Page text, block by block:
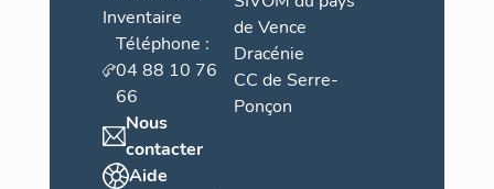
Inventaire
Téléphone :
04 88 10 76
66
Nous
contacter
Aide
de Vence
Dracénie
CC de Serre-
Ponçon